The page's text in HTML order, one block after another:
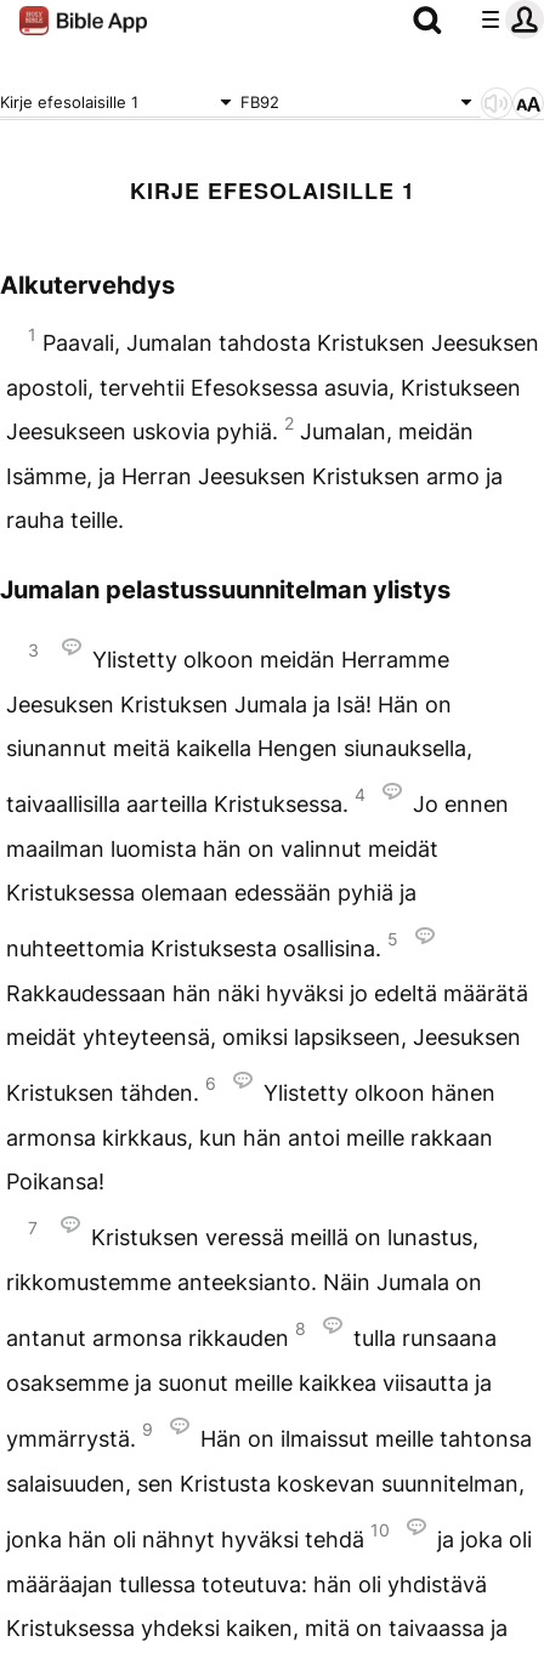
Kirje efesolaisille 1 FB92
KIRJE EFESOLAISILLE 1
Alkutervehdys
1 Paavali, Jumalan tahdosta Kristuksen Jeesuksen
apostoli, tervehtii Efesoksessa asuvia, Kristukseen
Jeesukseen uskovia pyhiä. 2 Jumalan, meidän
Isämme, ja Herran Jeesuksen Kristuksen armo ja
rauha teille.
Jumalan pelastussuunnitelman ylistys
3
Ylistetty olkoon meidän Herramme
Jeesuksen Kristuksen Jumala ja Isä! Hän on
siunannut meitä kaikella Hengen siunauksella,
taivaallisilla aarteilla Kristuksessa. 4
Jo ennen
maailman luomista hän on valinnut meidät
Kristuksessa olemaan edessään pyhiä ja
nuhteettomia Kristuksesta osallisina. 5
Rakkaudessaan hän näki hyväksi jo edeltä määrätä
meidät yhteyteensä, omiksi lapsikseen, Jeesuksen
Kristuksen tähden. 6
Ylistetty olkoon hänen
armonsa kirkkaus, kun hän antoi meille rakkaan
Poikansa!
7
Kristuksen veressä meillä on lunastus,
rikkomustemme anteeksianto. Näin Jumala on
antanut armonsa rikkauden 8
tulla runsaana
osaksemme ja suonut meille kaikkea viisautta ja
ymmärrystä. 9
Hän on ilmaissut meille tahtonsa
salaisuuden, sen Kristusta koskevan suunnitelman,
jonka hän oli nähnyt hyväksi tehdä 10
ja joka oli
määräajan tullessa toteutuva: hän oli yhdistävä
Kristuksessa yhdeksi kaiken, mitä on taivaassa ja